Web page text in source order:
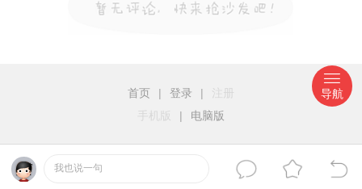
我也说一句
首页 | 登录 |
手机版
| 电脑版
导航